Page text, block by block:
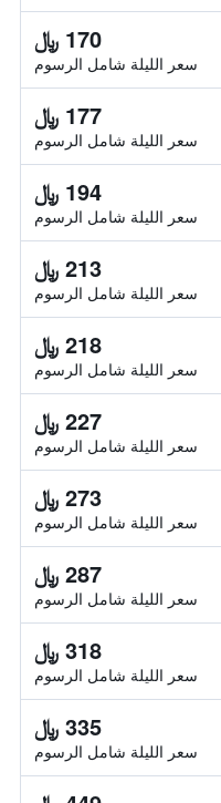
170 ﷼
سعر الليلة شامل الرسوم
177 ﷼
سعر الليلة شامل الرسوم
194 ﷼
سعر الليلة شامل الرسوم
213 ﷼
سعر الليلة شامل الرسوم
218 ﷼
سعر الليلة شامل الرسوم
227 ﷼
سعر الليلة شامل الرسوم
273 ﷼
سعر الليلة شامل الرسوم
287 ﷼
سعر الليلة شامل الرسوم
318 ﷼
سعر الليلة شامل الرسوم
335 ﷼
سعر الليلة شامل الرسوم